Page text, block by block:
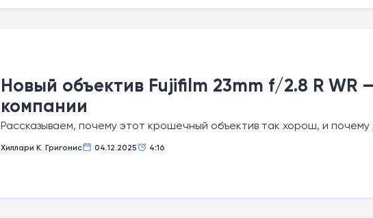
Новый объектив Fujifilm 23mm f/2.8 R WR
компании
Рассказываем, почему этот крошечный объектив так хорош, и
Хиллари К. Григонис 04.12.2025 4:16